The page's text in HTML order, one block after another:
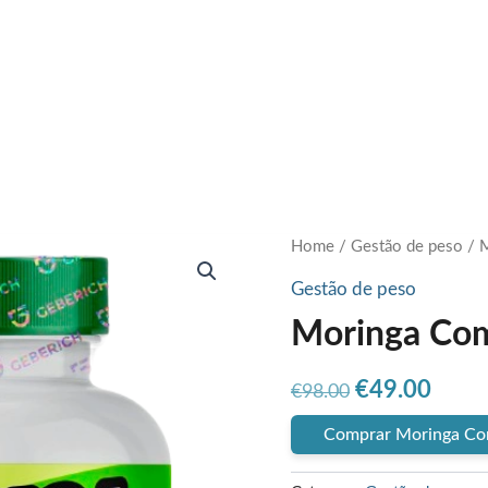
Home /Gestão de peso /
Gestão de peso
Moringa
€98.00 Original
price
was:
€49.00
price
is:
Comprar Moringa